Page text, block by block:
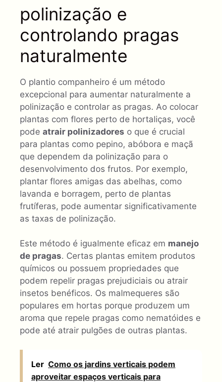
polinização e
controlando pragas
naturalmente
O plantio companheiro é um método
excepcional para aumentar naturalmente a
polinização e controlar as pragas. Ao colocar
plantas com flores perto de hortaliças, você
pode atrair polinizadores o que é crucial
para plantas como pepino, abóbora e maçã
que dependem da polinização para o
desenvolvimento dos frutos. Por exemplo,
plantar flores amigas das abelhas, como
lavanda e borragem, perto de plantas
frutíferas, pode aumentar significativamente
as taxas de polinização.
Este método é igualmente eficaz em manejo
de pragas. Certas plantas emitem produtos
químicos ou possuem propriedades que
podem repelir pragas prejudiciais ou atrair
insetos benéficos. Os malmequeres são
populares em hortas porque produzem um
aroma que repele pragas como nematóides e
pode até atrair pulgões de outras plantas.
Ler Como os jardins verticais podem
aproveitar espaços verticais para